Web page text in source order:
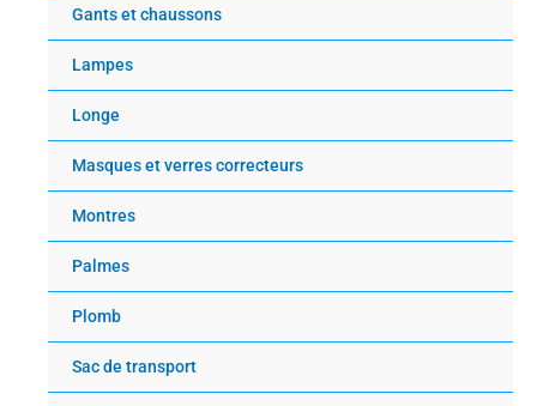
Gants et chaussons
Lampes
Longe
Masques et verres correcteurs
Montres
Palmes
Plomb
Sac de transport